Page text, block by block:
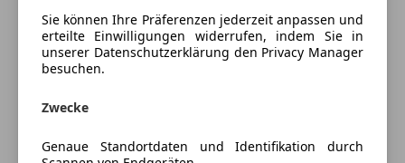
Einparkhilfe selbstlenkendes System
Einparkhilfe Sensoren hinten
Einparkhilfe Sensoren vorne
Elektrische Fensterheber
Elektrische Seitenspiegel
Head-up display
Innenausstattung
Alcantara
ohne OPF
Sie können Ihre Präferenzen jederzeit anpassen und
erteilte Einwilligungen widerrufen, indem Sie in
unserer Datenschutzerklärung den Privacy Manager
besuchen.
Zwecke
Genaue Standortdaten und Identifikation durch